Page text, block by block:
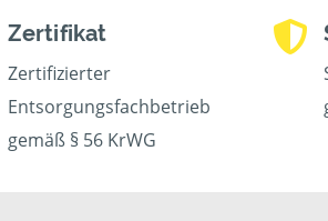
Zertifikat
Zertifizierter
Entsorgungsfachbetrieb
gemäß § 56 KrWG